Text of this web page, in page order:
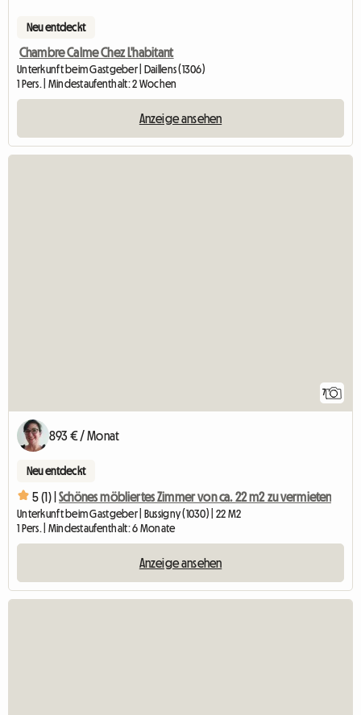
Neu entdeckt
Chambre Calme Chez L'habitant
Unterkunft beim Gastgeber | Daillens (1306)
1 Pers. | Mindestaufenthalt: 2 Wochen
Anzeige ansehen
7
893 € / Monat
Neu entdeckt
5 (1) | Schönes möbliertes Zimmer von ca. 22 m2 zu vermieten
Unterkunft beim Gastgeber | Bussigny (1030) | 22 M2
1 Pers. | Mindestaufenthalt: 6 Monate
Anzeige ansehen